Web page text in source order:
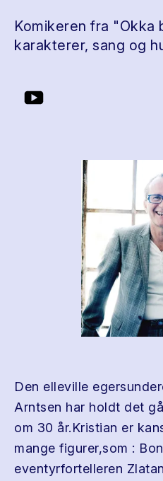
Komikeren fra "Okka
karakterer, sang og
Den elleville
Arntsen har holdt det
om 30 år.Kristian er
mange figurer,som :
eventyrfortelleren